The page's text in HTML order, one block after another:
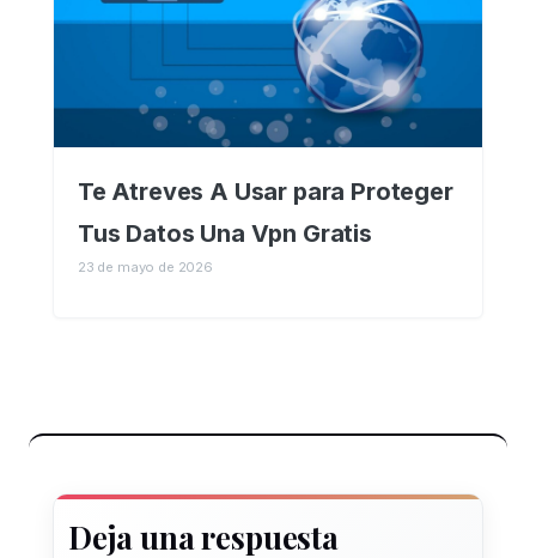
Te Atreves A Usar para Proteger
Tus Datos Una Vpn Gratis
23 de mayo de 2026
Deja una respuesta